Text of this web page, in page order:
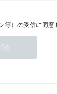
）の受信に同